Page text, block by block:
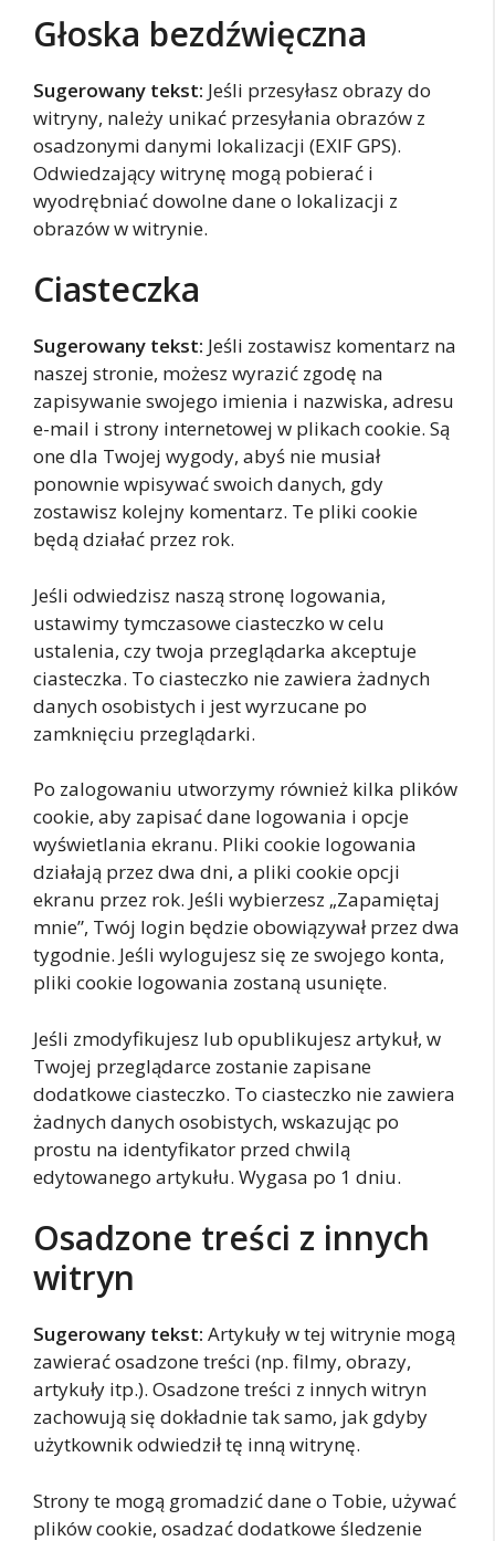
Głoska bezdźwięczna
Sugerowany tekst: Jeśli przesyłasz obrazy do
witryny, należy unikać przesyłania obrazów z
osadzonymi danymi lokalizacji (EXIF GPS).
Odwiedzający witrynę mogą pobierać i
wyodrębniać dowolne dane o lokalizacji z
obrazów w witrynie.
Ciasteczka
Sugerowany tekst: Jeśli zostawisz komentarz na
naszej stronie, możesz wyrazić zgodę na
zapisywanie swojego imienia i nazwiska, adresu
e-mail i strony internetowej w plikach cookie. Są
one dla Twojej wygody, abyś nie musiał
ponownie wpisywać swoich danych, gdy
zostawisz kolejny komentarz. Te pliki cookie
będą działać przez rok.
Jeśli odwiedzisz naszą stronę logowania,
ustawimy tymczasowe ciasteczko w celu
ustalenia, czy twoja przeglądarka akceptuje
ciasteczka. To ciasteczko nie zawiera żadnych
danych osobistych i jest wyrzucane po
zamknięciu przeglądarki.
Po zalogowaniu utworzymy również kilka plików
cookie, aby zapisać dane logowania i opcje
wyświetlania ekranu. Pliki cookie logowania
działają przez dwa dni, a pliki cookie opcji
ekranu przez rok. Jeśli wybierzesz „Zapamiętaj
mnie”, Twój login będzie obowiązywał przez dwa
tygodnie. Jeśli wylogujesz się ze swojego konta,
pliki cookie logowania zostaną usunięte.
Jeśli zmodyfikujesz lub opublikujesz artykuł, w
Twojej przeglądarce zostanie zapisane
dodatkowe ciasteczko. To ciasteczko nie zawiera
żadnych danych osobistych, wskazując po
prostu na identyfikator przed chwilą
edytowanego artykułu. Wygasa po 1 dniu.
Osadzone treści z innych
witryn
Sugerowany tekst: Artykuły w tej witrynie mogą
zawierać osadzone treści (np. filmy, obrazy,
artykuły itp.). Osadzone treści z innych witryn
zachowują się dokładnie tak samo, jak gdyby
użytkownik odwiedził tę inną witrynę.
Strony te mogą gromadzić dane o Tobie, używać
plików cookie, osadzać dodatkowe śledzenie